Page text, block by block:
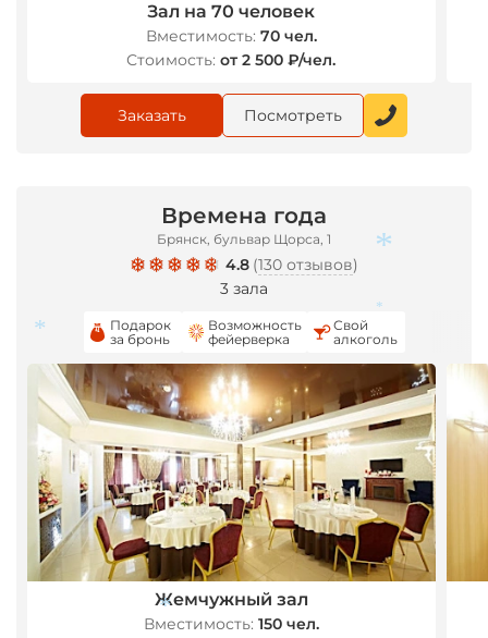
Зал на 70 человек
Вместимость: 70 чел.
Стоимость: от 2 500 ₽/чел.
Заказать Посмотреть
Времена года
Брянск, бульвар Щорса, 1
4.8 (130 отзывов)
3 зала
Подарок
за бронь
Возможность
фейерверка
Свой
алкоголь
Жемчужный зал
Вместимость: 150 чел.
*
*